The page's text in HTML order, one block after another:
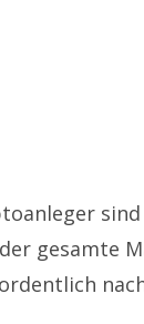
gesamte